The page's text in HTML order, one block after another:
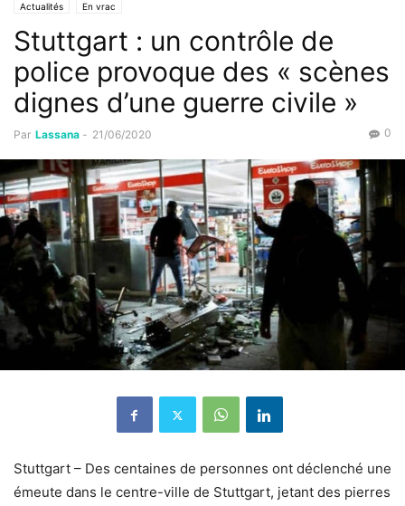
Actualités En vrac
Stuttgart : un contrôle de
police provoque des « scènes
dignes d’une guerre civile »
Par Lassana - 21/06/2020 0
Stuttgart – Des centaines de personnes ont déclenché une
émeute dans le centre-ville de Stuttgart, jetant des pierres